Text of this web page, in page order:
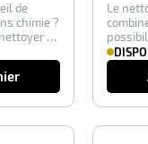
de
chimie ?
et
Le
gé…